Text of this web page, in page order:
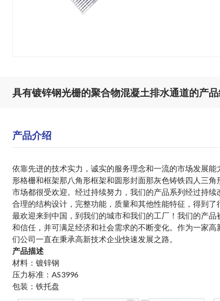
具有镀锌钢光栅的聚合物混凝土排水通道的产
产品介绍
依靠先进的技术实力，诚实的服务理念和一流的市场发展能
形格栅和框架那八角形框架和圆形封面那灰色铸铁四人三角
市场都很受欢迎。经过持续努力，我们的产品系列经过持续
合理的结构设计，完整功能，质量和其他性能特征，得到了
最欢迎来到中国，到我们的城市和我们的工厂！我们的产品
和信任，并可满足经济和社会需求的不断变化。作为一家高
们公司一直在秉承高新技术企业快速发展之路。
产品描述
材料 ：镀锌钢
压力标准：AS3996
包装：铁托盘